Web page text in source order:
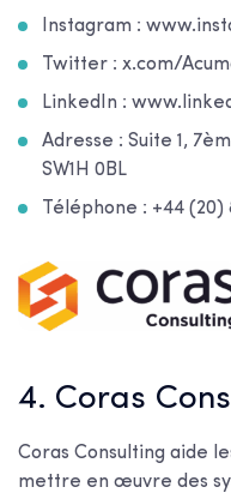
Instagram :
Twitter : x.com/
LinkedIn :
Adresse : Suite 1,
SW1H 0BL
Téléphone : +44 (20)
4. Coras
Coras Consulting aide
mettre en œuvre des